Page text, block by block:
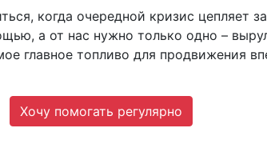
когда очередной кризис цепляет
а от нас нужно только одно –
главное топливо для продвижения
Хочу помогать регулярно